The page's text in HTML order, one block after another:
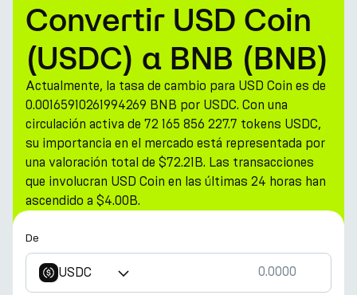
Mercados
Calculadoras
PARK Token
Recursos
Compañía
Convertir USD Coin
(USDC) a BNB (BNB)
Actualmente, la tasa de cambio para USD Coin es de
0.00165910261994269 BNB por USDC. Con una
circulación activa de 72 165 856 227.7 tokens USDC,
su importancia en el mercado está representada por
una valoración total de $72.21B. Las transacciones
que involucran USD Coin en las últimas 24 horas han
ascendido a $4.00B.
De
USDC